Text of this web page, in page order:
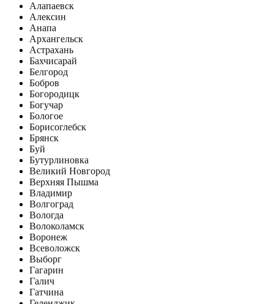
Алапаевск
Алексин
Анапа
Архангельск
Астрахань
Бахчисарай
Белгород
Бобров
Богородицк
Богучар
Бологое
Борисоглебск
Брянск
Буй
Бутурлиновка
Великий Новгород
Верхняя Пышма
Владимир
Волгоград
Вологда
Волоколамск
Воронеж
Всеволожск
Выборг
Гагарин
Галич
Гатчина